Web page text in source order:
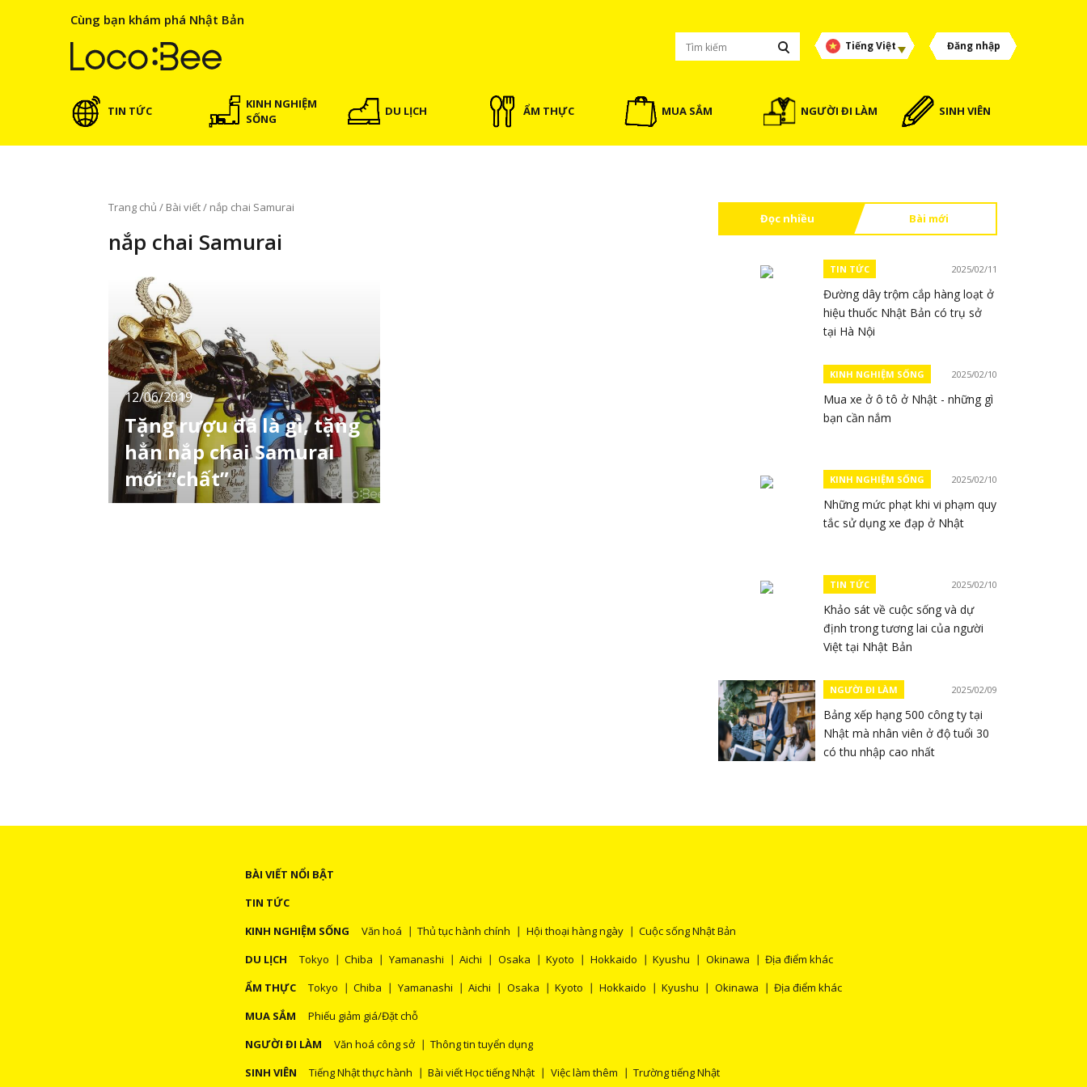
Cùng bạn khám phá Nhật Bản
Tiếng Việt Đăng nhập
TIN TỨC
KINH NGHIỆM
SỐNG
DU LỊCH ẨM THỰC MUA SẮM NGƯỜI ĐI LÀM SINH VIÊN
Trang chủ / Bài viết/ nắp chai Samurai
nắp chai Samurai
12/06/2019
Tặng rượu đã là gì, tặng
hẳn nắp chai Samurai
mới “chất”
Mới đây, công ty Tadayasu Nhật Bản đã giới
Đọc nhiều Bài mới
TIN TỨC 2025/02/11
Đường dây trộm cắp hàng loạt ở
hiệu thuốc Nhật Bản có trụ sở
tại Hà Nội
KINH NGHIỆM SỐNG 2025/02/10
Mua xe ở ô tô ở Nhật - những gì
bạn cần nắm
KINH NGHIỆM SỐNG 2025/02/10
Những mức phạt khi vi phạm quy
tắc sử dụng xe đạp ở Nhật
TIN TỨC 2025/02/10
Khảo sát về cuộc sống và dự
định trong tương lai của người
Việt tại Nhật Bản
NGƯỜI ĐI LÀM 2025/02/09
Bảng xếp hạng 500 công ty tại
Nhật mà nhân viên ở độ tuổi 30
có thu nhập cao nhất
BÀI VIẾT NỔI BẬT
TIN TỨC
KINH NGHIỆM SỐNG
Văn hoá Thủ tục hành chính Hội thoại hàng ngày
Cuộc sống Nhật Bản
DU LỊCH
Tokyo Chiba Yamanashi Aichi Osaka Kyoto Hokkaido Kyushu Okinawa
Địa điểm khác
ẨM THỰC
Tokyo Chiba Yamanashi Aichi Osaka Kyoto Hokkaido Kyushu Okinawa
Địa điểm khác
MUA SẮM
Phiếu giảm giá/Đặt chỗ
NGƯỜI ĐI LÀM
Văn hoá công sở
Thông tin tuyển dụng
SINH VIÊN
Tiếng Nhật thực hành Bài viết Học tiếng Nhật Việc làm thêm Trường tiếng Nhật